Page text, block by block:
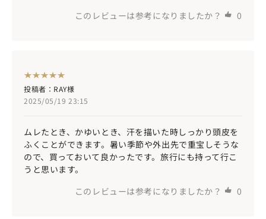
このレビューは参考になりましたか？
0
投稿者：RAY様
2025/05/19 23:15
ムレたとき、かゆいとき、汗を描いた時しっかり頭皮を
ふくことができます。暑い季節や外出先で重宝しそうな
ので、買っておいて良かったです。旅行にも持って行こ
うと思います。
このレビューは参考になりましたか？
0